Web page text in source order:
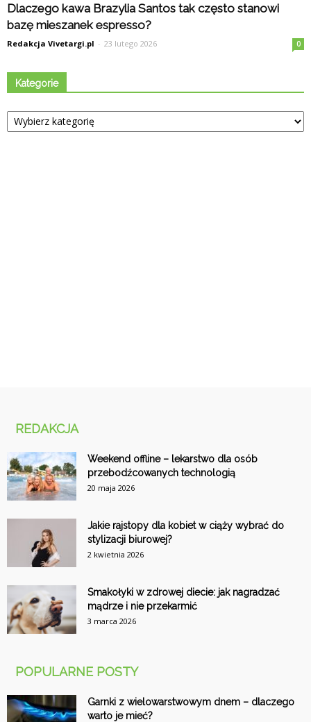
Dlaczego kawa Brazylia Santos tak często stanowi
bazę mieszanek espresso?
Redakcja Vivetargi.pl - 23 lutego 2026 0
Kategorie
Kategorie
REDAKCJA
Weekend offline – lekarstwo dla osób
przebodźcowanych technologią
20 maja 2026
Jakie rajstopy dla kobiet w ciąży wybrać do
stylizacji biurowej?
2 kwietnia 2026
Smakołyki w zdrowej diecie: jak nagradzać
mądrze i nie przekarmić
3 marca 2026
POPULARNE POSTY
Garnki z wielowarstwowym dnem – dlaczego
warto je mieć?